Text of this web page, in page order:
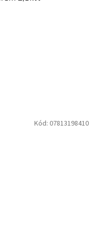
Kód: 07813198410